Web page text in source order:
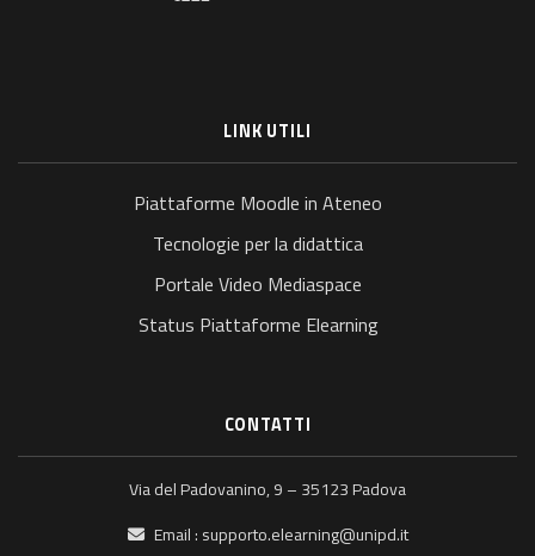
LINK UTILI
Piattaforme Moodle in Ateneo
Tecnologie per la didattica
Portale Video Mediaspace
Status Piattaforme Elearning
CONTATTI
Via del Padovanino, 9 – 35123 Padova
Email : supporto.elearning@unipd.it